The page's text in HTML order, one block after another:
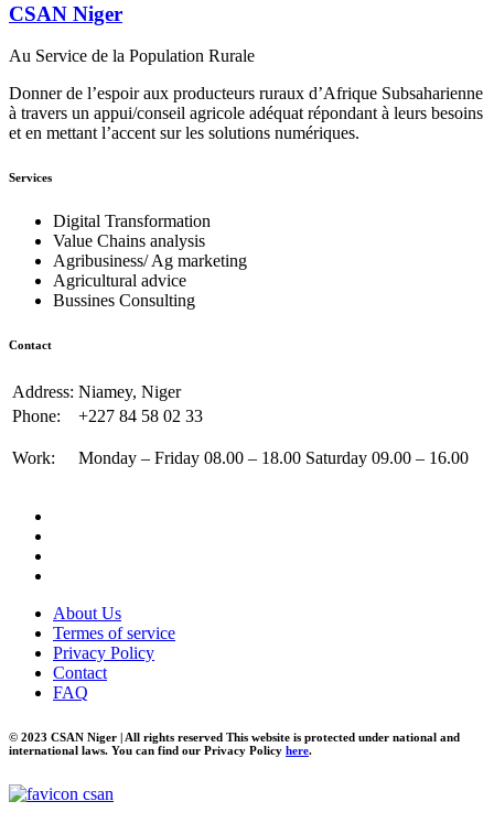
CSAN Niger
Au Service de la Population Rurale
Donner de l’espoir aux producteurs ruraux d’Afrique Subsaharienne
à travers un appui/conseil agricole adéquat répondant à leurs besoins
et en mettant l’accent sur les solutions numériques.
Services
Digital Transformation
Value Chains analysis
Agribusiness/ Ag marketing
Agricultural advice
Bussines Consulting
Contact
Address: Niamey, Niger
Phone:
+227 84 58 02 33
Work: Monday – Friday 08.00 – 18.00 Saturday 09.00 – 16.00
About Us
Termes of service
Privacy Policy
Contact
FAQ
© 2023 CSAN Niger | All rights reserved This website is protected under national and
international laws. You can find our Privacy Policy here.